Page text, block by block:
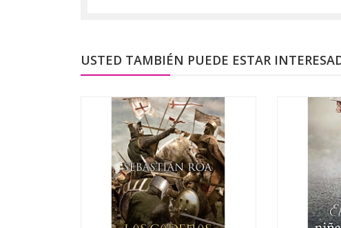
USTED TAMBIÉN PUEDE ESTAR